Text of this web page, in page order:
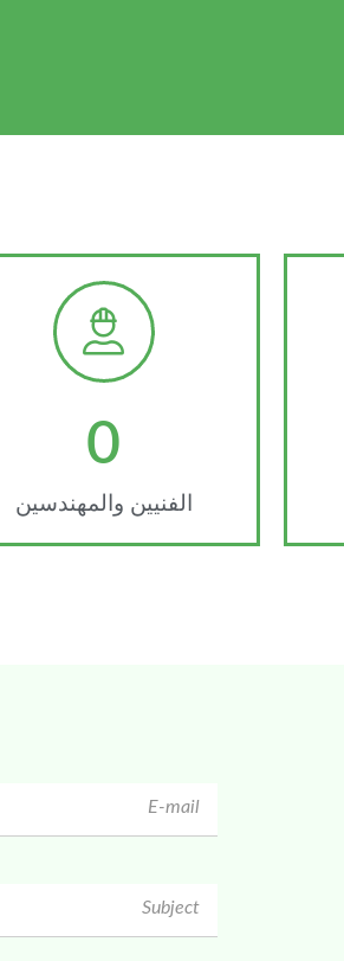
الفنيين والمهندسين
0